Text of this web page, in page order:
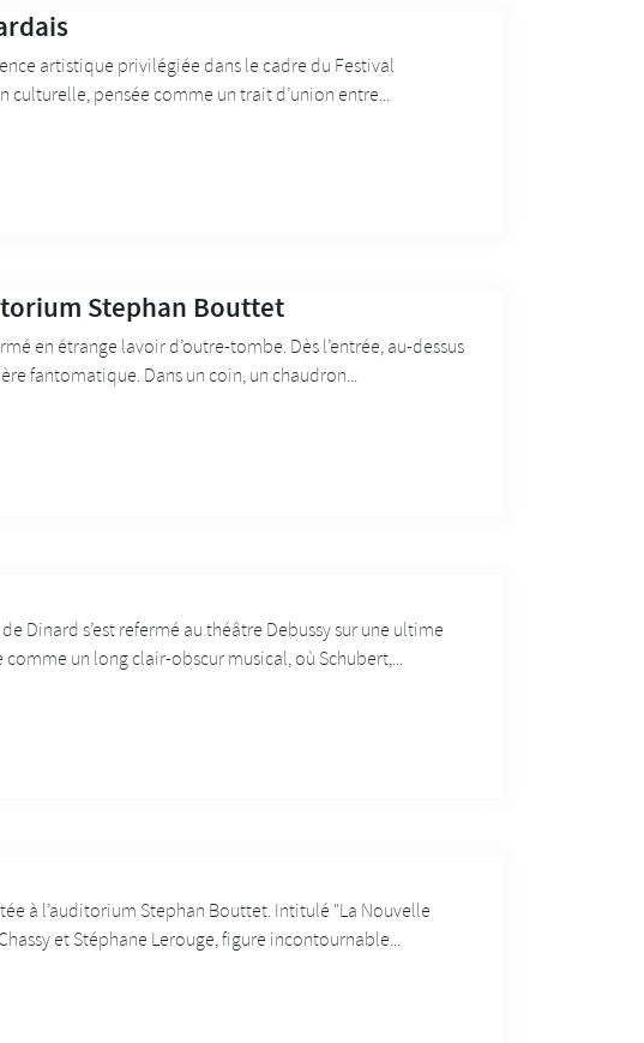
artistique privilégiée dans le cadre du Festival
pensée comme un trait d’union entre...
Stephan Bouttet
en étrange lavoir d’outre-tombe. Dès l’entrée, au-dessus
fantomatique. Dans un coin, un chaudron...
Dinard s’est refermé au théâtre Debussy sur une ultime
un long clair-obscur musical, où Schubert,...
à l’auditorium Stephan Bouttet. Intitulé "La Nouvelle
et Stéphane Lerouge, figure incontournable...